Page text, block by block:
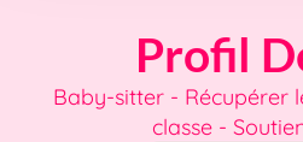
Profil
Baby-sitter - Récupérer
classe -